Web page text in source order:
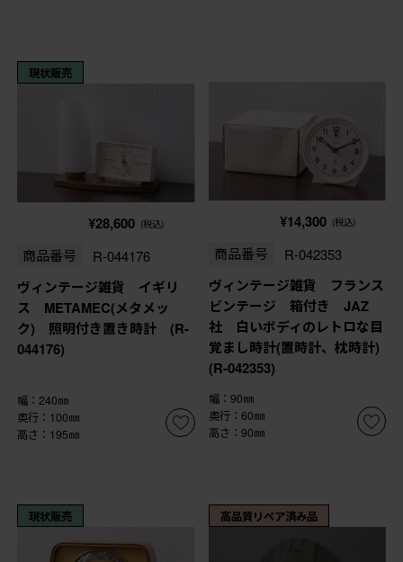
現状販売
¥28,600 (税込)
商品番号 R-044176
ヴィンテージ雑貨 イギリ
ス METAMEC(メタメッ
ク) 照明付き置き時計 (R-
044176)
幅：240㎜
奥行：100㎜
高さ：195㎜
¥14,300 (税込)
商品番号 R-042353
ヴィンテージ雑貨 フランス
ビンテージ 箱付き JAZ
社 白いボディのレトロな目
覚まし時計(置時計、枕時計)
(R-042353)
幅：90㎜
奥行：60㎜
高さ：90㎜
現状販売 高品質リペア済み品